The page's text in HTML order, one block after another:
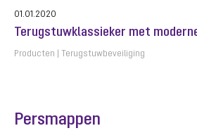
01.01.2020
Terugstuwklassieker met
Producten Terugstuwbeveiliging
Persmappen